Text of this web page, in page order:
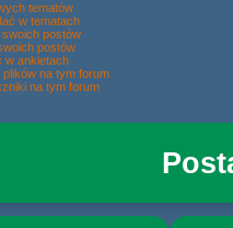
tematów
w tematach
postów
postów
w ankietach
plików na tym forum
na tym forum